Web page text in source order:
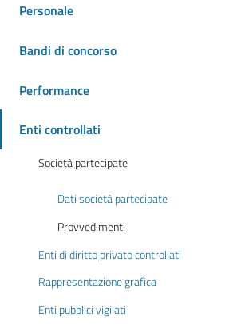
Personale
Bandi di concorso
Performance
Enti controllati
Società partecipate
Dati società partecipate
Provvedimenti
Enti di diritto privato controllati
Rappresentazione grafica
Enti pubblici vigilati